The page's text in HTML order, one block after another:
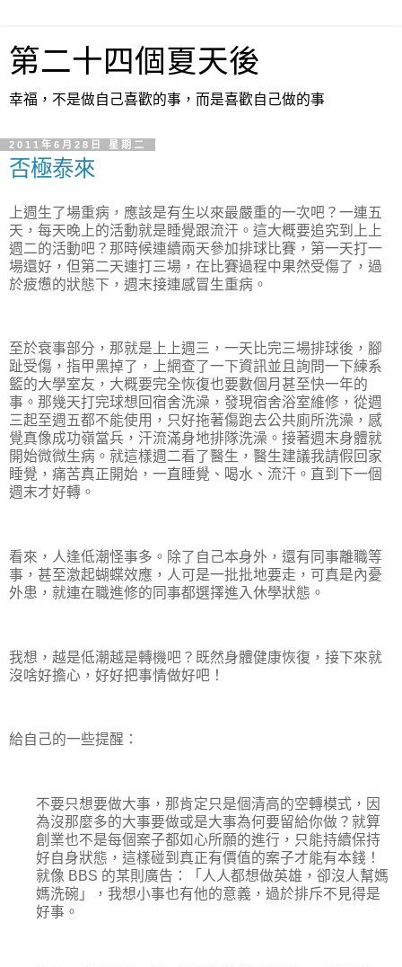
第二十四個夏天後
幸福，不是做自己喜歡的事，而是喜歡自己做的事
2011年6月28日 星期二
否極泰來
上週生了場重病，應該是有生以來最嚴重的一次吧？一連五
天，每天晚上的活動就是睡覺跟流汗。這大概要追究到上上
週二的活動吧？那時候連續兩天參加排球比賽，第一天打一
場還好，但第二天連打三場，在比賽過程中果然受傷了，過
於疲憊的狀態下，週末接連感冒生重病。
至於衰事部分，那就是上上週三，一天比完三場排球後，腳
趾受傷，指甲黑掉了，上網查了一下資訊並且詢問一下練系
籃的大學室友，大概要完全恢復也要數個月甚至快一年的
事。那幾天打完球想回宿舍洗澡，發現宿舍浴室維修，從週
三起至週五都不能使用，只好拖著傷跑去公共廁所洗澡，感
覺真像成功嶺當兵，汗流滿身地排隊洗澡。接著週末身體就
開始微微生病。就這樣週二看了醫生，醫生建議我請假回家
睡覺，痛苦真正開始，一直睡覺、喝水、流汗。直到下一個
週末才好轉。
看來，人逢低潮怪事多。除了自己本身外，還有同事離職等
事，甚至激起蝴蝶效應，人可是一批批地要走，可真是內憂
外患，就連在職進修的同事都選擇進入休學狀態。
我想，越是低潮越是轉機吧？既然身體健康恢復，接下來就
沒啥好擔心，好好把事情做好吧！
給自己的一些提醒：
不要只想要做大事，那肯定只是個清高的空轉模式，因
為沒那麼多的大事要做或是大事為何要留給你做？就算
創業也不是每個案子都如心所願的進行，只能持續保持
好自身狀態，這樣碰到真正有價值的案子才能有本錢！
就像 BBS 的某則廣告：「人人都想做英雄，卻沒人幫媽
媽洗碗」，我想小事也有他的意義，過於排斥不見得是
好事。